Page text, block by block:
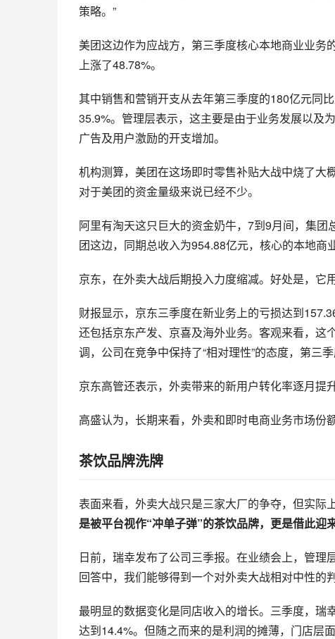
策略。”
美团这边作为应战方，第三季度核心本地商业业
上涨了48.78%。
其中销售和营销开支从去年第三季度的180亿元同
35.9%。管理层表示，这主要是由于业务发展以及
广告及用户激励的开支增加。
机构测算，美团在这场即时零售补贴大战中烧了
对于美团的资金量级来说已经不少。
阿里有淘天这只巨大的资金奶牛，7到9月间，集
团这边，同期总收入为954.88亿元，核心的本地商
京东，在外卖大战后期投入力度缩减。好处是，它
财报显示，京东三季度在新业务上的亏损达到
还包括京东产发、京喜及海外业务。客观来看，这
调，公司在竞争中保持了“相对理性”的态度，第三
京东高管还表示，外卖带来的新用户转化率逐月提
高盛认为，长期来看，外卖和即时电商业务市场份
茶饮品牌洗牌
表面来看，外卖大战只是三家大厂的争夺，但实
是被平台视作“冲单子弹”的茶饮品牌，更是借此迎
日前，瑞幸发布了公司三季报。在业绩会上，管理
回答中，我们能够得到一个对外卖大战相对中性的判
最明显的数据变化是同店收入的增长。三季度，
达到14.4%。但随之而来的是利润的摊薄，门店层